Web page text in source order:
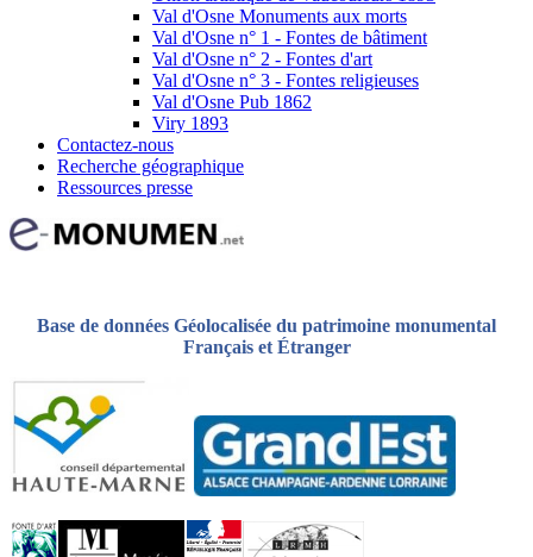
Val d'Osne Monuments aux morts
Val d'Osne n° 1 - Fontes de bâtiment
Val d'Osne n° 2 - Fontes d'art
Val d'Osne n° 3 - Fontes religieuses
Val d'Osne Pub 1862
Viry 1893
Contactez-nous
Recherche géographique
Ressources presse
Base de données Géolocalisée du patrimoine monumental
Français et Étranger